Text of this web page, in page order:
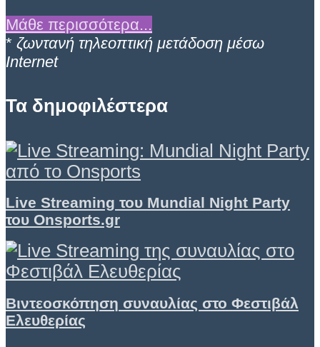
Μάθε περισσότερα...
* ζωντανή τηλεοπτική μετάδοση μέσω
Internet
Τα δημοφιλέστερα
Live Streaming του Mundial Night Party
του Onsports.gr
Βιντεοσκόπηση συναυλίας στο Φεστιβάλ
Ελευθερίας